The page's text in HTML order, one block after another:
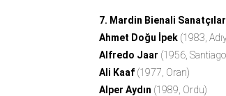
7. Mardin Bienali
Ahmet Doğu İpek (1983,
Alfredo Jaar (1956,
Ali Kaaf (1977, Oran)
Alper Aydın (1989, Ordu)